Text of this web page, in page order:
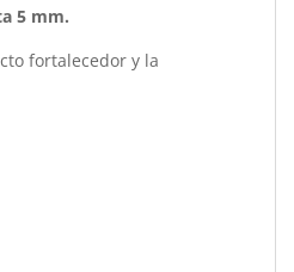
5 mm.
fortalecedor y la